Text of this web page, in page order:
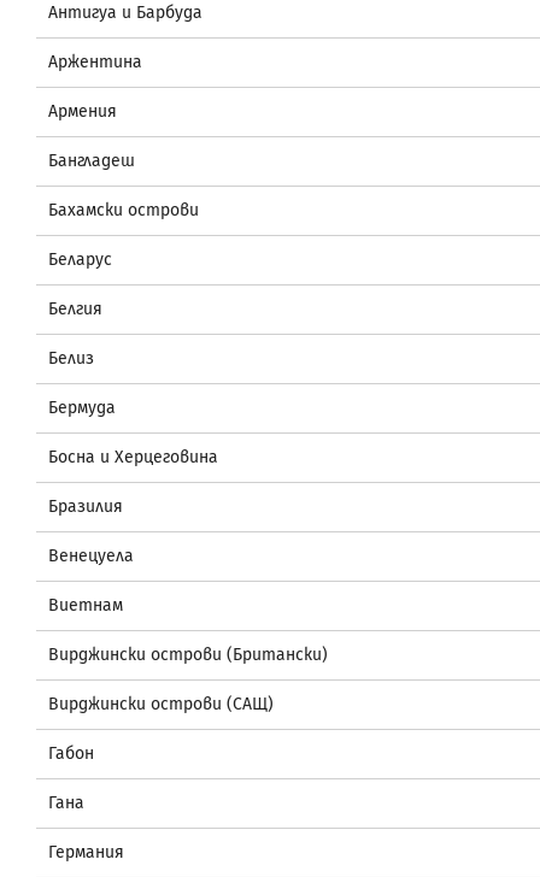
Антигуа и Барбуда
Аржентина
Армения
Бангладеш
Бахамски острови
Беларус
Белгия
Белиз
Бермуда
Босна и Херцеговина
Бразилия
Венецуела
Виетнам
Вирджински острови (Британски)
Вирджински острови (САЩ)
Габон
Гана
Германия